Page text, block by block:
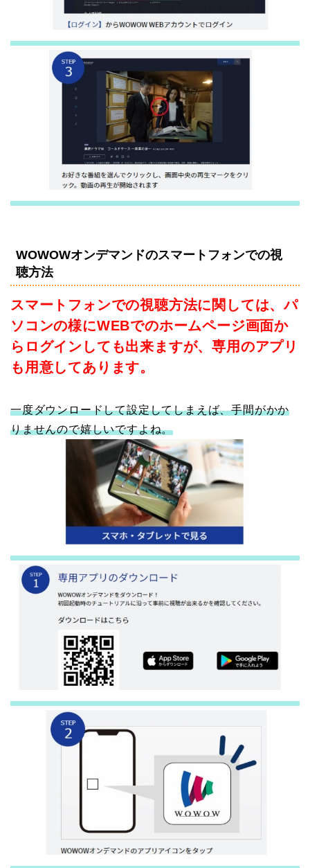
WOWOWオンデマンドのスマートフォンでの視
聴方法
スマートフォンでの視聴方法に関しては、パ
ソコンの様にWEBでのホームページ画面か
らログインしても出来ますが、専用のアプリ
も用意してあります。
一度ダウンロードして設定してしまえば、手間がかか
りませんので嬉しいですよね。